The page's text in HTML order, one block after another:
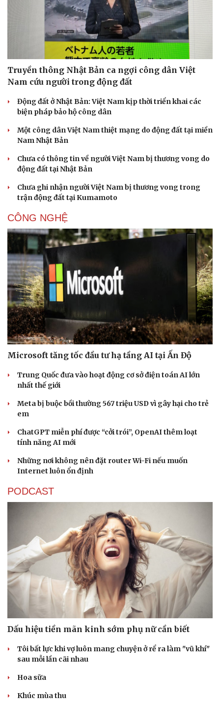
Thông tin doanh nghiệp
Doanh nghiệp 24h
Doanh nhân
Công nghệ
Sành điệu
Tin Công nghệ
Trải nghiệm
Truyền thông Nhật Bản ca ngợi công dân Việt
Nam cứu người trong động đất
Động đất ở Nhật Bản: Việt Nam kịp thời triển khai các
biện pháp bảo hộ công dân
Một công dân Việt Nam thiệt mạng do động đất tại miền
Nam Nhật Bản
Chưa có thông tin về người Việt Nam bị thương vong do
động đất tại Nhật Bản
Chưa ghi nhận người Việt Nam bị thương vong trong
trận động đất tại Kumamoto
CÔNG NGHỆ
Microsoft tăng tốc đầu tư hạ tầng AI tại Ấn Độ
Trung Quốc đưa vào hoạt động cơ sở điện toán AI lớn
nhất thế giới
Meta bị buộc bồi thường 567 triệu USD vì gây hại cho trẻ
em
ChatGPT miễn phí được “cởi trói”, OpenAI thêm loạt
tính năng AI mới
Những nơi không nên đặt router Wi-Fi nếu muốn
Internet luôn ổn định
PODCAST
Dấu hiệu tiền mãn kinh sớm phụ nữ cần biết
Tôi bất lực khi vợ luôn mang chuyện ở rể ra làm "vũ khí"
sau mỗi lần cãi nhau
Hoa sữa
Khúc mùa thu